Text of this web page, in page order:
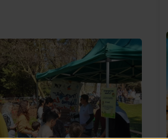
VOS ENCEINTES BOSE !